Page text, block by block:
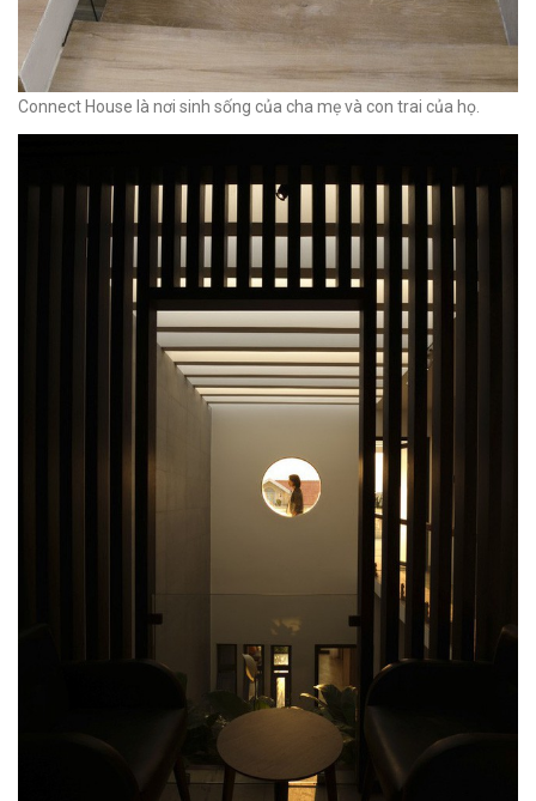
Connect House là nơi sinh sống của cha mẹ và con trai của họ.